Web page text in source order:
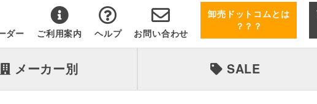
ダー ご利用案内 ヘルプ お問い合わせ
卸売ドットコムとは
？？？
メーカー別 SALE